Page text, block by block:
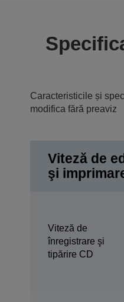
Caracteristicile și
modifica fără preaviz
Viteză de
şi
Viteză de
înregistrare şi
tipărire CD